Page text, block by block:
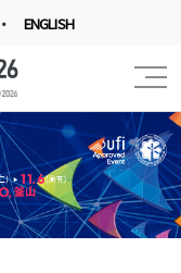
ENGLISH